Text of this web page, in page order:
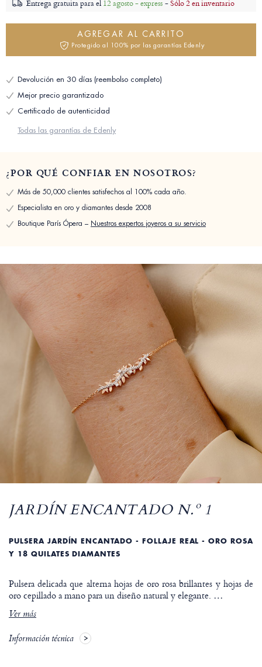
Entrega gratuita para el 12 agosto - express -Sólo 2 en inventario
AGREGAR AL CARRITO
Protegido al 100% por las garantías Edenly
Devolución en 30 días (reembolso completo)
Mejor precio garantizado
Certificado de autenticidad
Todas las garantías de Edenly
¿POR QUÉ CONFIAR EN NOSOTROS?
Más de 50,000 clientes satisfechos al 100% cada año.
Especialista en oro y diamantes desde 2008
Boutique París Ópera – Nuestros expertos joyeros a su servicio
JARDÍN ENCANTADO N.º 1
PULSERA JARDÍN ENCANTADO - FOLLAJE REAL - ORO ROSA
Y 18 QUILATES DIAMANTES
Pulsera delicada que alterna hojas de oro rosa brillantes y hojas de
oro cepillado a mano para un diseño natural y elegante. …
Ver más
Información técnica